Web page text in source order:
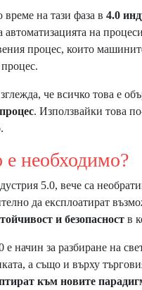
на тази фаза в 4.0
автоматизацията на
процес, които
че всичко това е
. Използвайки това
5.0, вече са
да експлоатират
и безопасност в
начин за разбиране на
а също и върху
към новите